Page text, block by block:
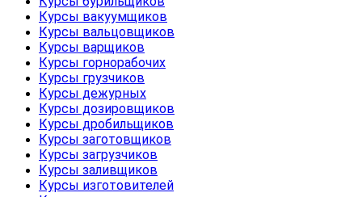
Курсы вакуумщиков
Курсы вальцовщиков
Курсы варщиков
Курсы горнорабочих
Курсы грузчиков
Курсы дежурных
Курсы дозировщиков
Курсы дробильщиков
Курсы заготовщиков
Курсы загрузчиков
Курсы заливщиков
Курсы изготовителей